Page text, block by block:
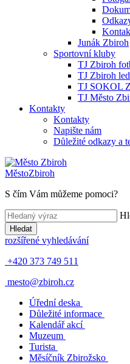
Junák Zbiroh
Sportovní kluby
TJ Zbiroh
TJ Zbiroh
TJ SOKOL
TJ Město
Kontakty
Kontakty
Napište nám
Důležité odkazy a
MěstoZbiroh
S čím Vám můžeme pomoci?
Hledat
rozšířené vyhledávání
+420 373 749 511
mesto@zbiroh.cz
Úřední deska
Důležité informace
Kalendář akcí
Muzeum
Turista
Měsíčník Zbirožsko